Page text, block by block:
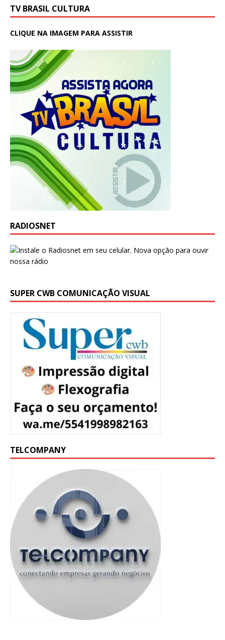
TV BRASIL CULTURA
CLIQUE NA IMAGEM PARA ASSISTIR
RADIOSNET
SUPER CWB COMUNICAÇÃO VISUAL
TELCOMPANY